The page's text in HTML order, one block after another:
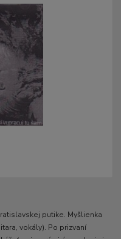
putike. Myšlienka
vokály). Po prizvaní